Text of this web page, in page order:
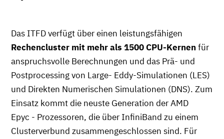
Das ITFD verfügt über einen leistungsfähigen
Rechencluster mit mehr als 1500 CPU-Kernen für
anspruchsvolle Berechnungen und das Prä- und
Postprocessing von Large- Eddy-Simulationen (LES)
und Direkten Numerischen Simulationen (DNS). Zum
Einsatz kommt die neuste Generation der AMD
Epyc - Prozessoren, die über InfiniBand zu einem
Clusterverbund zusammengeschlossen sind. Für